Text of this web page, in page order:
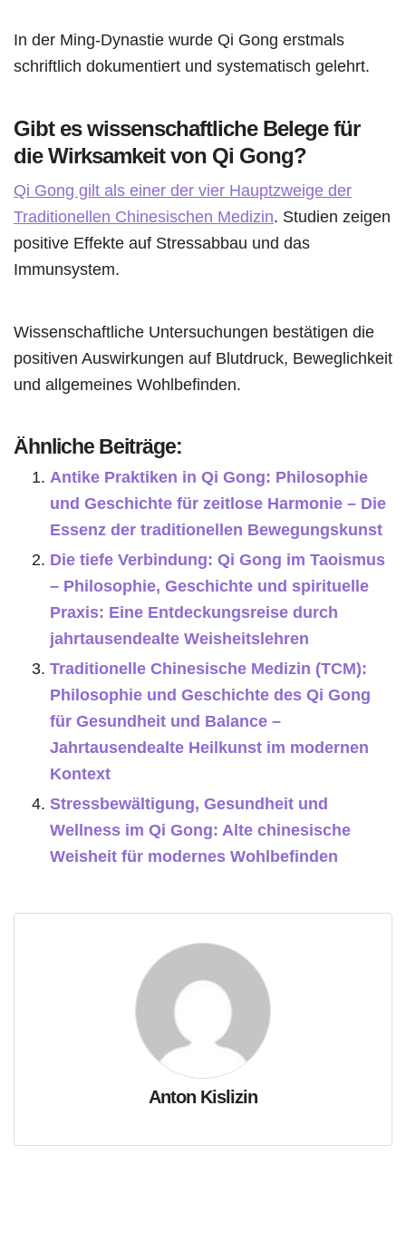
In der Ming-Dynastie wurde Qi Gong erstmals
schriftlich dokumentiert und systematisch gelehrt.
Gibt es wissenschaftliche Belege für
die Wirksamkeit von Qi Gong?
Qi Gong gilt als einer der vier Hauptzweige der
Traditionellen Chinesischen Medizin. Studien zeigen
positive Effekte auf Stressabbau und das
Immunsystem.
Wissenschaftliche Untersuchungen bestätigen die
positiven Auswirkungen auf Blutdruck, Beweglichkeit
und allgemeines Wohlbefinden.
Ähnliche Beiträge:
Antike Praktiken in Qi Gong: Philosophie
und Geschichte für zeitlose Harmonie – Die
Essenz der traditionellen Bewegungskunst
Die tiefe Verbindung: Qi Gong im Taoismus
– Philosophie, Geschichte und spirituelle
Praxis: Eine Entdeckungsreise durch
jahrtausendealte Weisheitslehren
Traditionelle Chinesische Medizin (TCM):
Philosophie und Geschichte des Qi Gong
für Gesundheit und Balance –
Jahrtausendealte Heilkunst im modernen
Kontext
Stressbewältigung, Gesundheit und
Wellness im Qi Gong: Alte chinesische
Weisheit für modernes Wohlbefinden
Anton Kislizin